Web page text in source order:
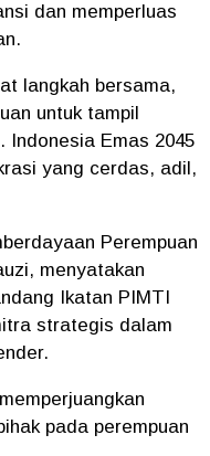
dan memperluas
langkah bersama,
untuk tampil
Indonesia Emas 2045
yang cerdas, adil,
Perempuan
menyatakan
Ikatan PIMTI
strategis dalam
pada perempuan